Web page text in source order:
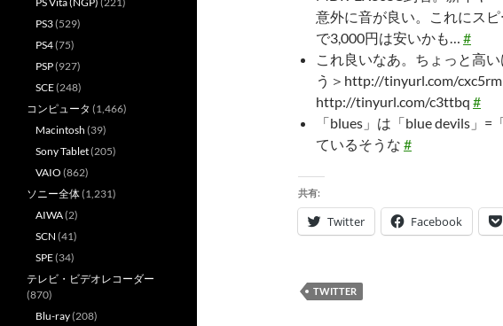
意外に音が良い。これにス
で3,000円は安いかも… #
これ良いなあ。ちょっと高
う＞http://tinyurl.com/
http://tinyurl.com/c3ttbq #
「blues」は「blue devils」
ているそうな #
共有:
Twitter Facebook
TWITTER
PS3(529)
PS4(75)
PSP(927)
SCE(248)
コンピュータ (1,466)
Macintosh (39)
Sony Tablet(205)
VAIO (862)
ソニー全体(1,231)
AIWA(2)
SCN (41)
SPE(34)
テレビ・ビデオレコーダー
(870)
Blu-ray(208)